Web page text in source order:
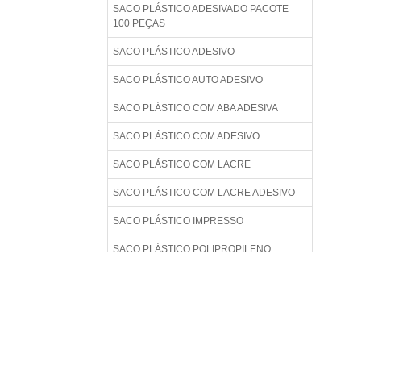
SACO PLÁSTICO ADESIVADO PACOTE
100 PEÇAS
SACO PLÁSTICO ADESIVO
SACO PLÁSTICO AUTO ADESIVO
SACO PLÁSTICO COM ABA ADESIVA
SACO PLÁSTICO COM ADESIVO
SACO PLÁSTICO COM LACRE
SACO PLÁSTICO COM LACRE ADESIVO
SACO PLÁSTICO IMPRESSO
SACO PLÁSTICO POLIPROPILENO